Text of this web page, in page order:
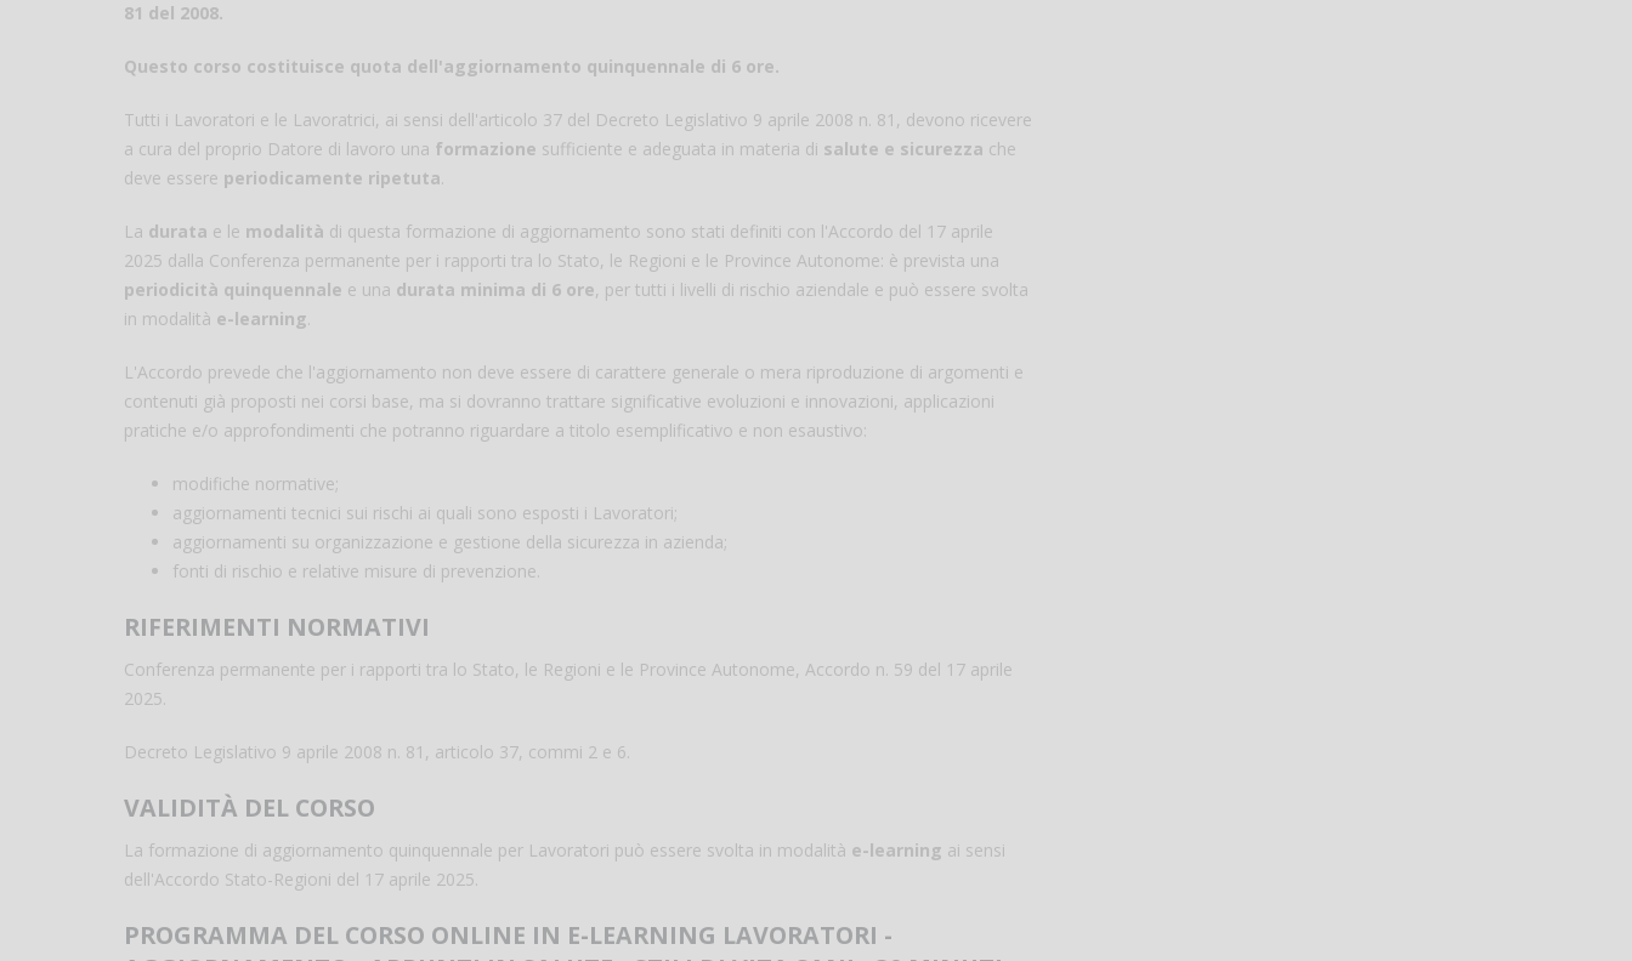
81 del 2008.
Questo corso costituisce quota dell'aggiornamento quinquennale di 6 ore.
Tutti i Lavoratori e le Lavoratrici, ai sensi dell'articolo 37 del Decreto Legislativo 9 aprile 2008 n. 81, devono ricevere
a cura del proprio Datore di lavoro una formazione sufficiente e adeguata in materia di salute e sicurezza che
deve essere periodicamente ripetuta.
La durata e le modalità di questa formazione di aggiornamento sono stati definiti con l'Accordo del 17 aprile
2025 dalla Conferenza permanente per i rapporti tra lo Stato, le Regioni e le Province Autonome: è prevista una
periodicità quinquennale e una durata minima di 6 ore, per tutti i livelli di rischio aziendale e può essere svolta
in modalità e-learning.
L'Accordo prevede che l'aggiornamento non deve essere di carattere generale o mera riproduzione di argomenti e
contenuti già proposti nei corsi base, ma si dovranno trattare significative evoluzioni e innovazioni, applicazioni
pratiche e/o approfondimenti che potranno riguardare a titolo esemplificativo e non esaustivo:
modifiche normative;
aggiornamenti tecnici sui rischi ai quali sono esposti i Lavoratori;
aggiornamenti su organizzazione e gestione della sicurezza in azienda;
fonti di rischio e relative misure di prevenzione.
RIFERIMENTI NORMATIVI
Conferenza permanente per i rapporti tra lo Stato, le Regioni e le Province Autonome, Accordo n. 59 del 17 aprile
2025.
Decreto Legislativo 9 aprile 2008 n. 81, articolo 37, commi 2 e 6.
VALIDITÀ DEL CORSO
La formazione di aggiornamento quinquennale per Lavoratori può essere svolta in modalità e-learning ai sensi
dell'Accordo Stato-Regioni del 17 aprile 2025.
PROGRAMMA DEL CORSO ONLINE IN E-LEARNING LAVORATORI -